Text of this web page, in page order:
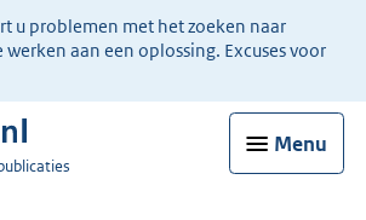
u problemen met het zoeken naar
werken aan een oplossing. Excuses voor
Menu